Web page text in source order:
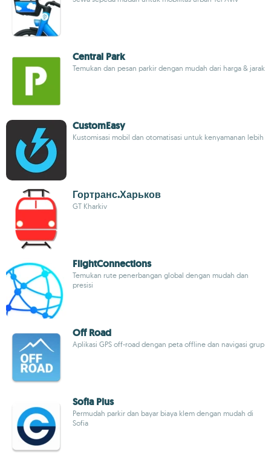
Central Park
Temukan dan pesan parkir dengan mudah dari harga & jarak
CustomEasy
Kustomisasi mobil dan otomatisasi untuk kenyamanan lebih
Гортранс.Харьков
GT Kharkiv
FlightConnections
Temukan rute penerbangan global dengan mudah dan
presisi
Off Road
Aplikasi GPS off-road dengan peta offline dan navigasi grup
Sofia Plus
Permudah parkir dan bayar biaya klem dengan mudah di
Sofia